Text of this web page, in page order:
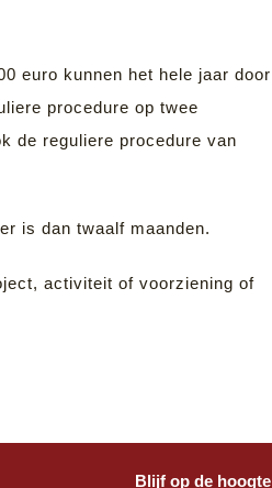
euro kunnen het hele jaar door
procedure op twee
de reguliere procedure van
is dan twaalf maanden.
activiteit of voorziening of
Blijf op de hoogte